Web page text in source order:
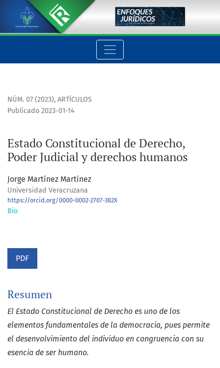
Estado Constitucional de Derecho, Poder Judicial y derechos
NÚM. 07 (2023), ARTÍCULOS
Estado Constitucional de Derecho,
Poder Judicial y derechos humanos
Publicado 2023-01-14
Jorge Martínez Martínez
Universidad Veracruzana
https://orcid.org/0000-0002-2707-382X
Bio
PDF
Resumen
El Estado Constitucional de Derecho es uno de los
elementos fundamentales de la democracia, pues permite
el desenvolvimiento del individuo en congruencia con su
esencia de ser humano.